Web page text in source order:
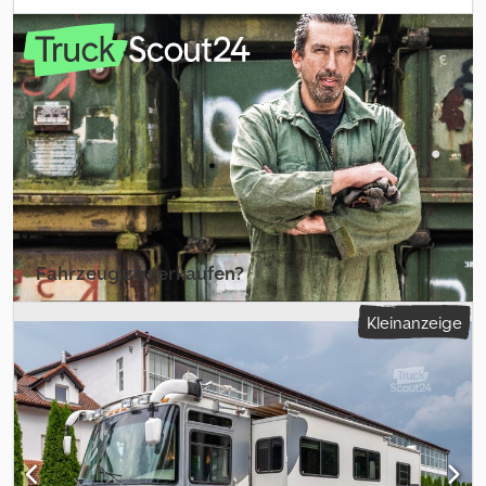
Kraftstoff:Diesel, Farbe:Weiß, Getriebetyp:Automatisch,
Federung: Blatt, Baujahr:2004, Ausstattung:Ladebordwand,
Schiebetür, Verkauft wird hier ein 2004 Freightliner Step Van
Fahrzeug hat 7.0 Tonnen Zulässigesgesamtgewicht und eine
750kg Hebebühne am Heck montiert. Der Wagen wird im Ist-
Zustand verkauft und nur mit US Title. Dwedpfx Aeqi Ei Iea Uja Das
benötigte Datenblatt zur Zulassung muss selbst beantragt
werden. Kilometerstand unbekannt Fragen via mail oder anrufen
unter der Angabe der Internennummer 20088
Fahrzeug zu verkaufen?
Inserat erstellen Kleinanzeige